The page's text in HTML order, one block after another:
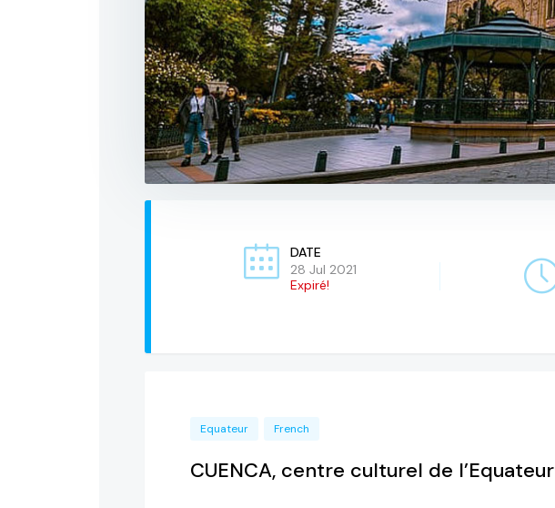
DATE
28 Jul 2021
Expiré!
Equateur French
CUENCA, centre culturel de l’Equateur